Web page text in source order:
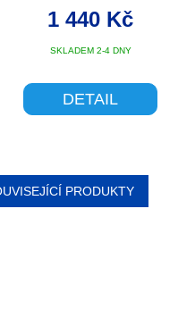
FRONTLOADER,
BRAŠNA NA ŘIDÍTKA
12L ČERNÁSKLADEM 2-4 DNY
1 440 Kč
DETAIL
PRODUKTY